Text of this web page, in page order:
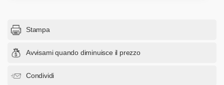
Stampa
Avvisami quando diminuisce il prezzo
Condividi